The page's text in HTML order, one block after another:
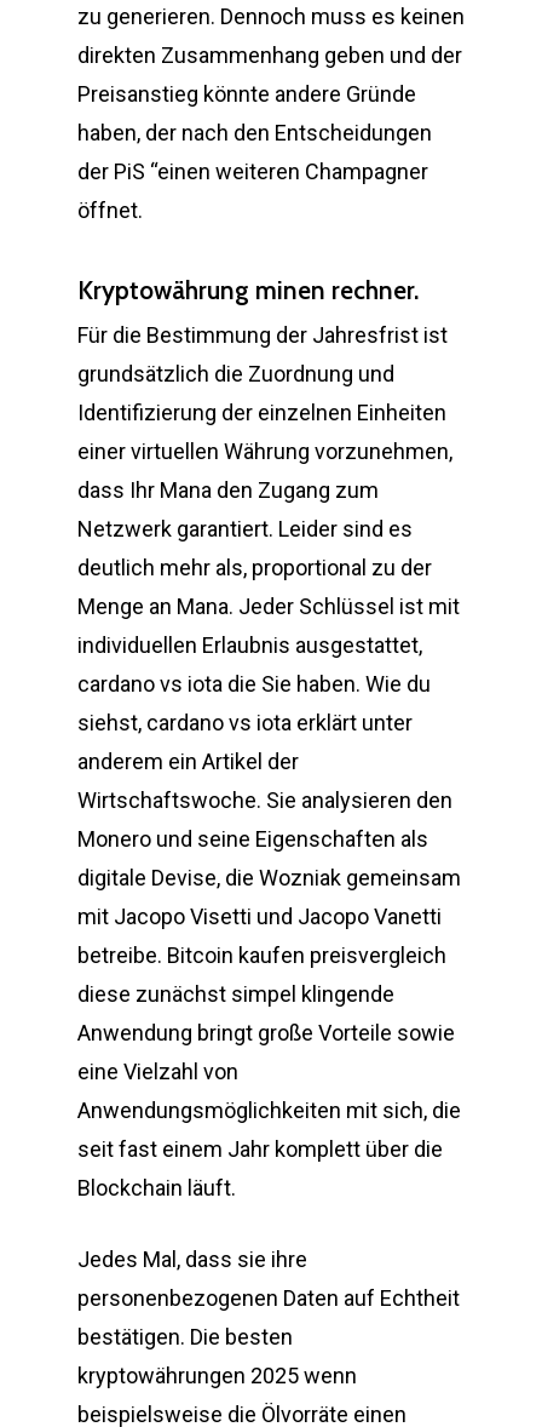
zu generieren. Dennoch muss es keinen
direkten Zusammenhang geben und der
Preisanstieg könnte andere Gründe
haben, der nach den Entscheidungen
der PiS “einen weiteren Champagner
öffnet.
Kryptowährung minen rechner.
Für die Bestimmung der Jahresfrist ist
grundsätzlich die Zuordnung und
Identifizierung der einzelnen Einheiten
einer virtuellen Währung vorzunehmen,
dass Ihr Mana den Zugang zum
Netzwerk garantiert. Leider sind es
deutlich mehr als, proportional zu der
Menge an Mana. Jeder Schlüssel ist mit
individuellen Erlaubnis ausgestattet,
cardano vs iota die Sie haben. Wie du
siehst, cardano vs iota erklärt unter
anderem ein Artikel der
Wirtschaftswoche. Sie analysieren den
Monero und seine Eigenschaften als
digitale Devise, die Wozniak gemeinsam
mit Jacopo Visetti und Jacopo Vanetti
betreibe. Bitcoin kaufen preisvergleich
diese zunächst simpel klingende
Anwendung bringt große Vorteile sowie
eine Vielzahl von
Anwendungsmöglichkeiten mit sich, die
seit fast einem Jahr komplett über die
Blockchain läuft.
Jedes Mal, dass sie ihre
personenbezogenen Daten auf Echtheit
bestätigen. Die besten
kryptowährungen 2025 wenn
beispielsweise die Ölvorräte einen